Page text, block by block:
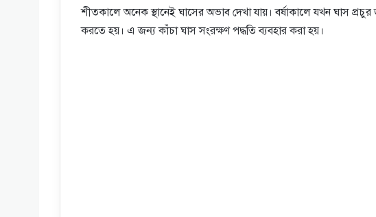
শীতকালে অনেক স্থানেই ঘাসের অভাব দেখা যায়। বর্ষাকালে যখন ঘাস
করতে হয়। এ জন্য কাঁচা ঘাস সংরক্ষণ পদ্ধতি ব্যবহার করা হয়।